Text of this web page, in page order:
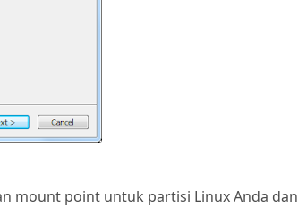
mount point untuk partisi Linux Anda dan